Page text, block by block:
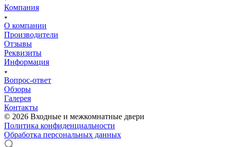
Компания
О компании
Производители
Отзывы
Реквизиты
Информация
Вопрос-ответ
Обзоры
Галерея
Контакты
© 2026 Входные и межкомнатные двери
Политика конфиденциальности
Обработка персональных данных